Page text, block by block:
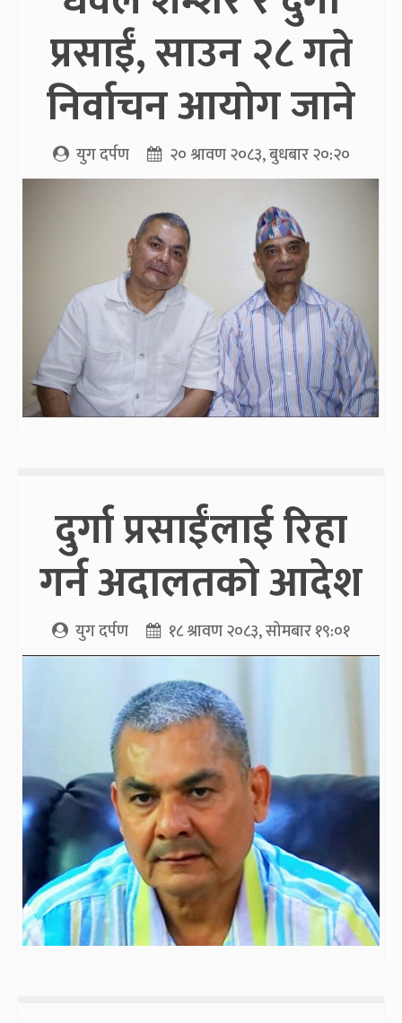
प्रसाईं, साउन २८ गते
निर्वाचन आयोग जाने
युग दर्पण २० श्रावण २०८३, बुधबार २०:२०
दुर्गा प्रसाईंलाई रिहा
गर्न अदालतको आदेश
युग दर्पण १८ श्रावण २०८३, सोमबार १९:०१